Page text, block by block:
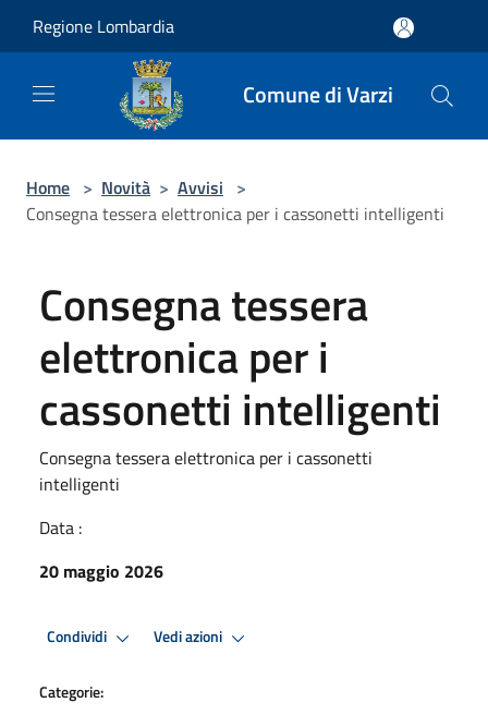
Regione Lombardia
Comune di Varzi
Home > Novità > Avvisi >
Consegna tessera elettronica per i cassonetti intelligenti
Consegna tessera
elettronica per i
cassonetti intelligenti
Consegna tessera elettronica per i cassonetti
intelligenti
Data :
20 maggio 2026
Condividi Vedi azioni
Categorie: